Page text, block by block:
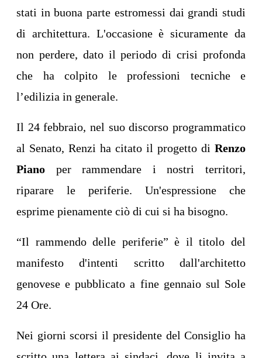
stati in buona parte estromessi dai grandi studi
di architettura. L'occasione è sicuramente da
non perdere, dato il periodo di crisi profonda
che ha colpito le professioni tecniche e
l’edilizia in generale.
Il 24 febbraio, nel suo discorso programmatico
al Senato, Renzi ha citato il progetto di Renzo
Piano per rammendare i nostri territori,
riparare le periferie. Un'espressione che
esprime pienamente ciò di cui si ha bisogno.
“Il rammendo delle periferie” è il titolo del
manifesto d'intenti scritto dall'architetto
genovese e pubblicato a fine gennaio sul Sole
24 Ore.
Nei giorni scorsi il presidente del Consiglio ha